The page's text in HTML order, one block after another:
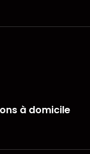
à domicile